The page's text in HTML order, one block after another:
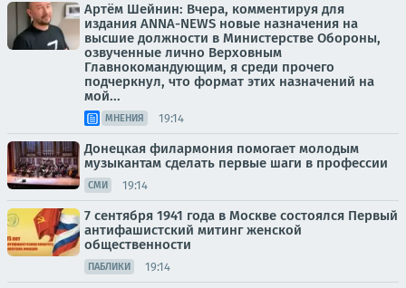
Артём Шейнин: Вчера, комментируя для
издания ANNA-NEWS новые назначения на
высшие должности в Министерстве Обороны,
озвученные лично Верховным
Главнокомандующим, я среди прочего
подчеркнул, что формат этих назначений на
мой...
МНЕНИЯ 19:14
Донецкая филармония помогает молодым
музыкантам сделать первые шаги в профессии
СМИ 19:14
7 сентября 1941 года в Москве состоялся Первый
антифашистский митинг женской
общественности
ПАБЛИКИ 19:14